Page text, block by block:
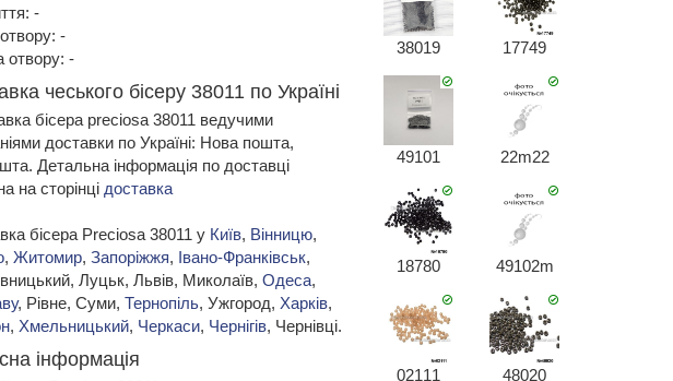
-
-
отвору: -
чеського бісеру 38011 по Україні
бісера preciosa 38011 ведучими
доставки по Україні: Нова пошта,
Детальна інформація по доставці
на сторінці доставка
бісера Preciosa 38011 у Київ, Вінницю,
, Житомир, Запоріжжя, Івано-Франківськ,
Луцьк, Львів, Миколаїв, Одеса,
, Рівне, Суми, Тернопіль, Ужгород, Харків,
, Хмельницький, Черкаси, Чернігів, Чернівці.
інформація
38019 17749
49101 22m22
18780 49102m
02111 48020